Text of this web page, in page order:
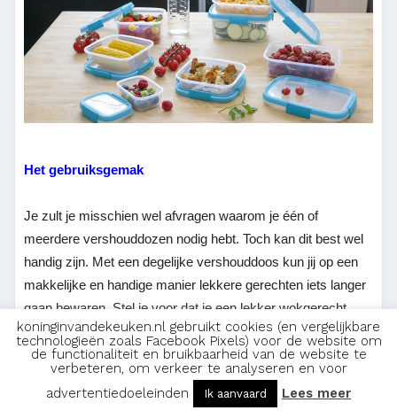
Het gebruiksgemak
Je zult je misschien wel afvragen waarom je één of
meerdere vershouddozen nodig hebt. Toch kan dit best wel
handig zijn. Met een degelijke vershouddoos kun jij op een
makkelijke en handige manier lekkere gerechten iets langer
gaan bewaren. Stel je voor dat je een lekker wokgerecht
gemaakt hebt, maar je hebt toch nog wat restjes. Dan is een
vershouddoos altijd handig en mooi meegenomen.
Je hoeft er uiteraard niet altijd bereide gerechten in te
koninginvandekeuken.nl gebruikt cookies (en vergelijkbare
technologieën zoals Facebook Pixels) voor de website om
de functionaliteit en bruikbaarheid van de website te
verbeteren, om verkeer te analyseren en voor
advertentiedoeleinden
Ik aanvaard Lees meer